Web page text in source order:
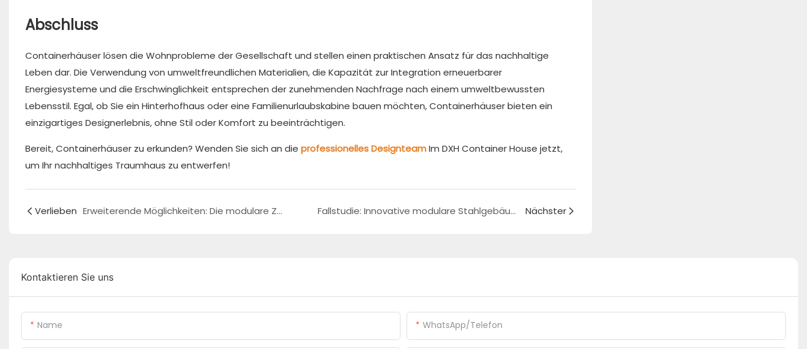
Abschluss
Containerhäuser lösen die Wohnprobleme der Gesellschaft und stellen einen praktischen Ansatz für das nachhaltige
Leben dar. Die Verwendung von umweltfreundlichen Materialien, die Kapazität zur Integration erneuerbarer
Energiesysteme und die Erschwinglichkeit entsprechen der zunehmenden Nachfrage nach einem umweltbewussten
Lebensstil. Egal, ob Sie ein Hinterhofhaus oder eine Familienurlaubskabine bauen möchten, Containerhäuser bieten ein
einzigartiges Designerlebnis, ohne Stil oder Komfort zu beeinträchtigen.
Bereit, Containerhäuser zu erkunden? Wenden Sie sich an die professionelles DesignteamIm DXH Container House jetzt,
um Ihr nachhaltiges Traumhaus zu entwerfen!
Verlieben Erweiterende Möglichkeiten: Die modulare Zukunft des Klappbehälters House Fallstudie: Innovative modulare Stahlgebäude für moderne Arbeitsbereiche Nächster
Kontaktieren Sie uns
Name WhatsApp/Telefon